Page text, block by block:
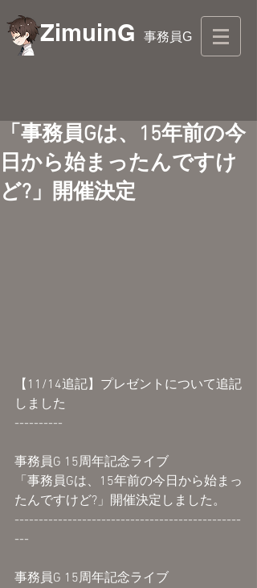
ZimuinG 事務員G
「事務員Gは、15年前の今
日から始まったんですけ
ど?」開催決定
【11/14追記】プレゼントについて追記
しました
----------
事務員G 15周年記念ライブ
「事務員Gは、15年前の今日から始まっ
たんですけど?」開催決定しました。
-----------------------------------------------
---
事務員G 15周年記念ライブ